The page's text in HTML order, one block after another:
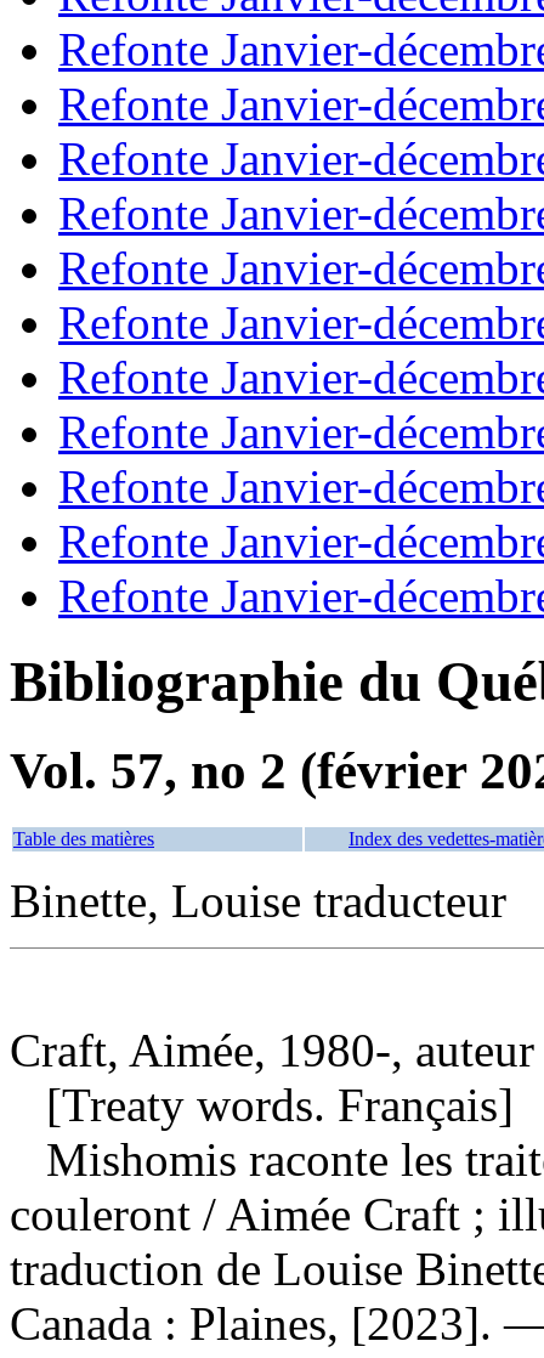
Refonte Janvier-
Refonte Janvier-
Refonte Janvier-
Refonte Janvier-
Refonte Janvier-
Refonte Janvier-
Refonte Janvier-
Refonte Janvier-
Refonte Janvier-
Refonte Janvier-
Refonte Janvier-
Bibliographie du
Vol. 57, no 2 (février
Table des matières Index des vedettes-
Binette, Louise traducteur
Craft, Aimée, 1980-, auteur
[Treaty words. Français]
Mishomis raconte les
couleront / Aimée Craft ;
traduction de Louise
Canada : Plaines, [2023].